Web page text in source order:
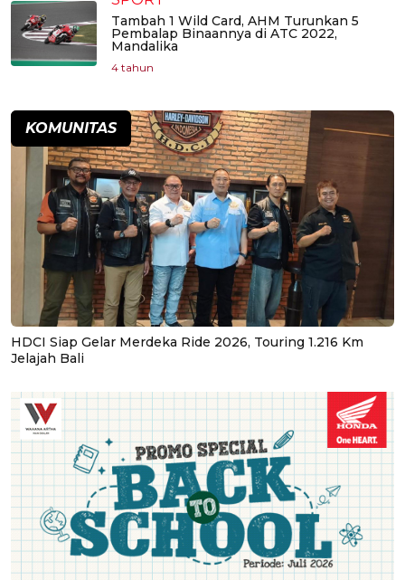
Tambah 1 Wild Card, AHM Turunkan 5
Pembalap Binaannya di ATC 2022,
Mandalika
4 tahun
KOMUNITAS
HDCI Siap Gelar Merdeka Ride 2026, Touring 1.216 Km
Jelajah Bali